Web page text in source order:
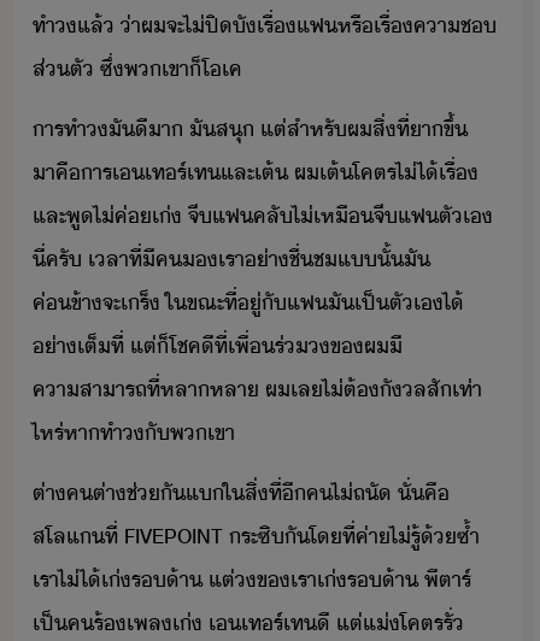
ทำ​​แล้​ ​่า​ผ​จะ​ไ่​ปิั​เรื่​แฟ​หรื​เรื่​คาช​
ส่ตั​ ​ซึ่​พเขา​็​โเค
าร​ทำ​​ั​ีา​ ​ั​สุ​ ​แต่​สำหรั​ผ​สิ่​ที่​า​ขึ้​
าคื​าร​เ​เทร์​เท​และ​เต้​ ​ผ​เต้​โคตร​ไ่ไ้เรื่​ ​
และ​พู​ไ่​ค่​เ่​ ​จี​แฟคลั​ไ่​เหื​จี​แฟ​ตัเ​
ี่​ครั​ ​เลา​ที่​ี​ค​​เรา​่าชื่ช​แ​ั้​ั​
ค่ข้าจะ​เร็​ ​ใขณะที่​ู่​ั​แฟ​ั​เป็ตั​เ​ไ้​
่าเต็ที่​ ​แต่​็​โชคี​ที่​เพื่​ร่​ข​ผ​ี​
คาสาารถ​ที่​หลาหลา​ ​ผ​เล​ไ่ต้​ัล​สั​เท่า
ไหร่​หา​ทำ​​ั​พเขา
ต่า​ค​ต่า​ช่ั​แ​ใ​สิ่​ที่​ี​ค​ไ่​ถั​ ​ั่​คื​
สโลแ​ที่​ ​FIVEPOINT​ ​ระซิ​ั​โที่​ค่า​ไ่รู้​้ซ้ำ​ ​
เรา​ไ่ไ้​เ่​ร้า​ ​แต่​​ข​เรา​เ่​ร้า​ ​พี​ตาร์​
เป็​ค​ร้เพล​เ่​ ​เ​เทร์​เท​ี​ ​แต่​แ่​โคตร​รั่​ ​